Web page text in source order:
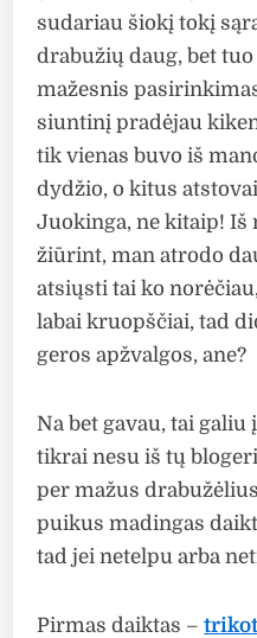
sudariau šiokį tokį
drabužių daug, bet
mažesnis
siuntinį pradėjau
tik vienas buvo iš
dydžio, o kitus
Juokinga, ne kitaip! Iš
žiūrint, man atrodo
atsiųsti tai ko
labai kruopščiai, tad
geros apžvalgos, ane?
Na bet gavau, tai galiu
tikrai nesu iš tų
per mažus
puikus madingas
tad jei netelpu arba
Pirmas daiktas –